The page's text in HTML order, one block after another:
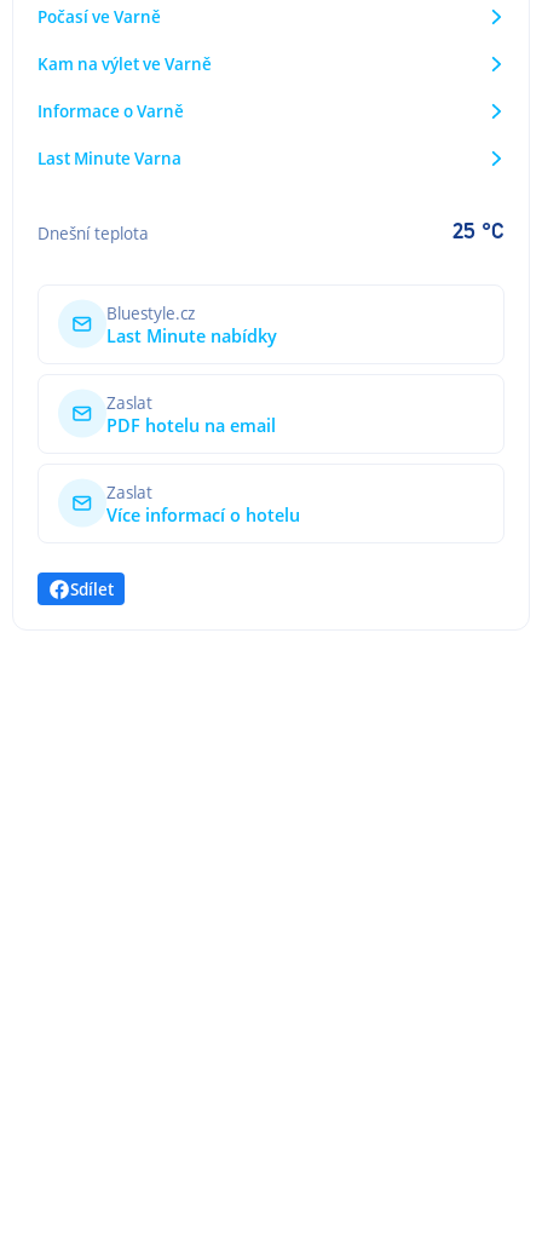
Počasí ve Varně
Kam na výlet ve Varně
Informace o Varně
Last Minute Varna
Dnešní teplota 25 °C
Bluestyle.cz
Last Minute nabídky
Zaslat
PDF hotelu na email
Zaslat
Více informací o hotelu
Sdílet